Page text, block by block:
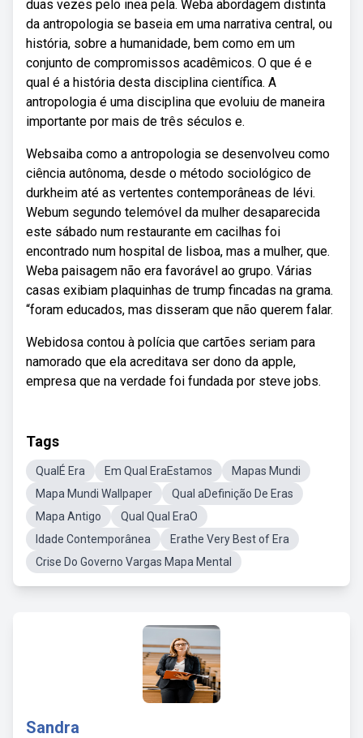
duas vezes pelo inea pela. Weba abordagem distinta
da antropologia se baseia em uma narrativa central, ou
história, sobre a humanidade, bem como em um
conjunto de compromissos acadêmicos. O que é e
qual é a história desta disciplina científica. A
antropologia é uma disciplina que evoluiu de maneira
importante por mais de três séculos e.
Websaiba como a antropologia se desenvolveu como
ciência autônoma, desde o método sociológico de
durkheim até as vertentes contemporâneas de lévi.
Webum segundo telemóvel da mulher desaparecida
este sábado num restaurante em cacilhas foi
encontrado num hospital de lisboa, mas a mulher, que.
Weba paisagem não era favorável ao grupo. Várias
casas exibiam plaquinhas de trump fincadas na grama.
“foram educados, mas disseram que não querem falar.
Webidosa contou à polícia que cartões seriam para
namorado que ela acreditava ser dono da apple,
empresa que na verdade foi fundada por steve jobs.
Tags
QualÉ Era Em Qual EraEstamos
Mapas Mundi
Mapa Mundi Wallpaper
Qual aDefinição De Eras
Mapa Antigo
Qual Qual EraO
Idade Contemporânea
Erathe Very Best of Era
Crise Do Governo Vargas Mapa Mental
Sandra